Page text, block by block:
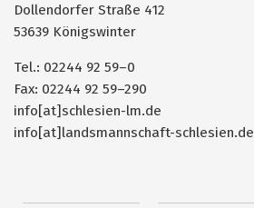
Dollendorfer Straße 412
53639 Königswinter
Tel.: 02244 92 59–0
Fax: 02244 92 59–290
info[at]schlesien-lm.de
info[at]landsmannschaft-schlesien.de